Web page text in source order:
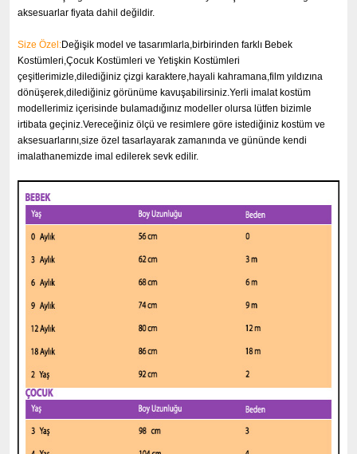
aksesuarlar fiyata dahil değildir.
Size Özel:Değişik model ve tasarımlarla,birbirinden farklı Bebek
Kostümleri,Çocuk Kostümleri ve Yetişkin Kostümleri
çeşitlerimizle,dilediğiniz çizgi karaktere,hayali kahramana,film yıldızına
dönüşerek,dilediğiniz görünüme kavuşabilirsiniz.Yerli imalat kostüm
modellerimiz içerisinde bulamadığınız modeller olursa lütfen bizimle
irtibata geçiniz.Vereceğiniz ölçü ve resimlere göre istediğiniz kostüm ve
aksesuarlarını,size özel tasarlayarak zamanında ve gününde kendi
imalathanemizde imal edilerek sevk edilir.